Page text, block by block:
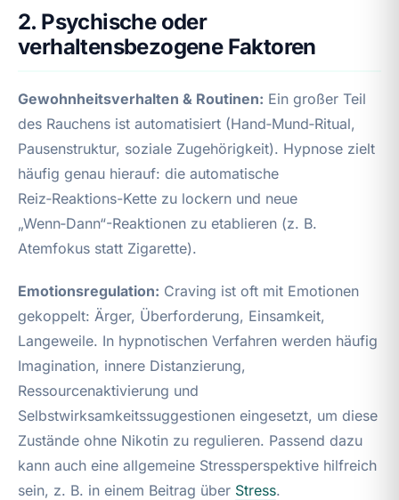
2. Psychische oder
verhaltensbezogene Faktoren
Gewohnheitsverhalten & Routinen: Ein großer Teil
des Rauchens ist automatisiert (Hand‑Mund‑Ritual,
Pausenstruktur, soziale Zugehörigkeit). Hypnose zielt
häufig genau hierauf: die automatische
Reiz‑Reaktions-Kette zu lockern und neue
„Wenn‑Dann“-Reaktionen zu etablieren (z. B.
Atemfokus statt Zigarette).
Emotionsregulation: Craving ist oft mit Emotionen
gekoppelt: Ärger, Überforderung, Einsamkeit,
Langeweile. In hypnotischen Verfahren werden häufig
Imagination, innere Distanzierung,
Ressourcenaktivierung und
Selbstwirksamkeitssuggestionen eingesetzt, um diese
Zustände ohne Nikotin zu regulieren. Passend dazu
kann auch eine allgemeine Stressperspektive hilfreich
sein, z. B. in einem Beitrag über Stress.